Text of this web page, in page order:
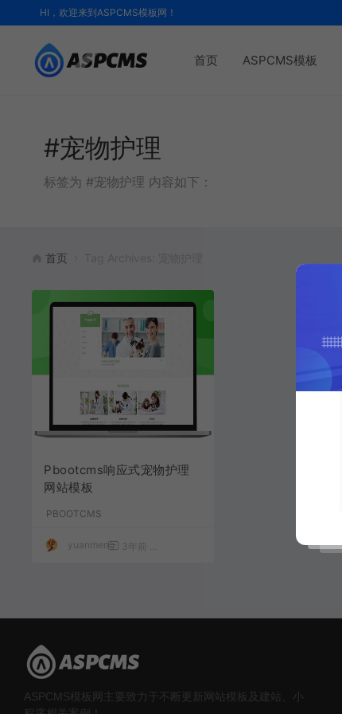
HI，欢迎来到ASPCMS模板网！
首页 ASPCMS模板
#宠物护理
标签为 #宠物护理 内容如下：
首页
Pbootcms响应式宠物护理
网站模板
PBOOTCMS
yuanmeng 3年前
ASPCMS模板网主要致力于不断更新网站模板及建站、小